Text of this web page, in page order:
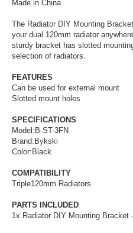
Made in China
The Radiator DIY Mounting
your dual 120mm radiator
sturdy bracket has slotted
selection of radiators.
FEATURES
Can be used for external mount
Slotted mount holes
SPECIFICATIONS
Model:B-ST-3FN
Brand:Bykski
Color:Black
COMPATIBILITY
Triple120mm Radiators
PARTS INCLUDED
1x Radiator DIY Mounting Bracket